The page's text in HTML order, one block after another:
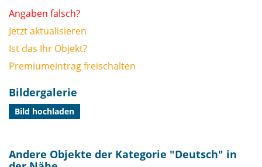
Angaben falsch?
Jetzt aktualisieren
Ist das Ihr Objekt?
Premiumeintrag freischalten
Bildergalerie
Bild hochladen
Andere Objekte der Kategorie "Deutsch" in